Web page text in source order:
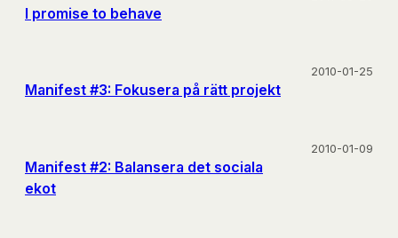
I promise to behave
Manifest #3: Fokusera på rätt projekt
2010-01-25
Manifest #2: Balansera det sociala
ekot
2010-01-09